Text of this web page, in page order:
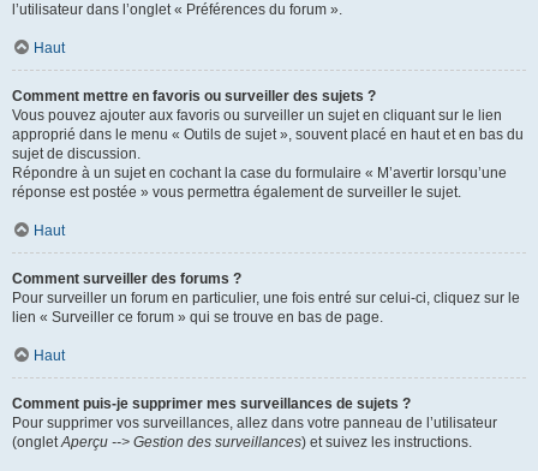
l’utilisateur dans l’onglet « Préférences du forum ».
Haut
Comment mettre en favoris ou surveiller des sujets ?
Vous pouvez ajouter aux favoris ou surveiller un sujet en cliquant sur le lien
approprié dans le menu « Outils de sujet », souvent placé en haut et en bas du
sujet de discussion.
Répondre à un sujet en cochant la case du formulaire « M’avertir lorsqu’une
réponse est postée » vous permettra également de surveiller le sujet.
Haut
Comment surveiller des forums ?
Pour surveiller un forum en particulier, une fois entré sur celui-ci, cliquez sur le
lien « Surveiller ce forum » qui se trouve en bas de page.
Haut
Comment puis-je supprimer mes surveillances de sujets ?
Pour supprimer vos surveillances, allez dans votre panneau de l’utilisateur
(ongletAperçu --> Gestion des surveillances) et suivez les instructions.